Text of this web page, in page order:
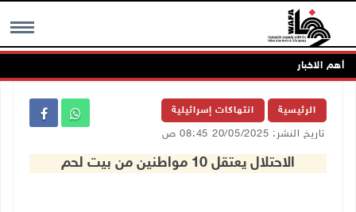
MENU أهم الاخبار
الرئيسية انتهاكات إسرائيلية
تاريخ النشر: 20/05/2025 08:45 ص
الاحتلال يعتقل 10 مواطنين من بيت لحم